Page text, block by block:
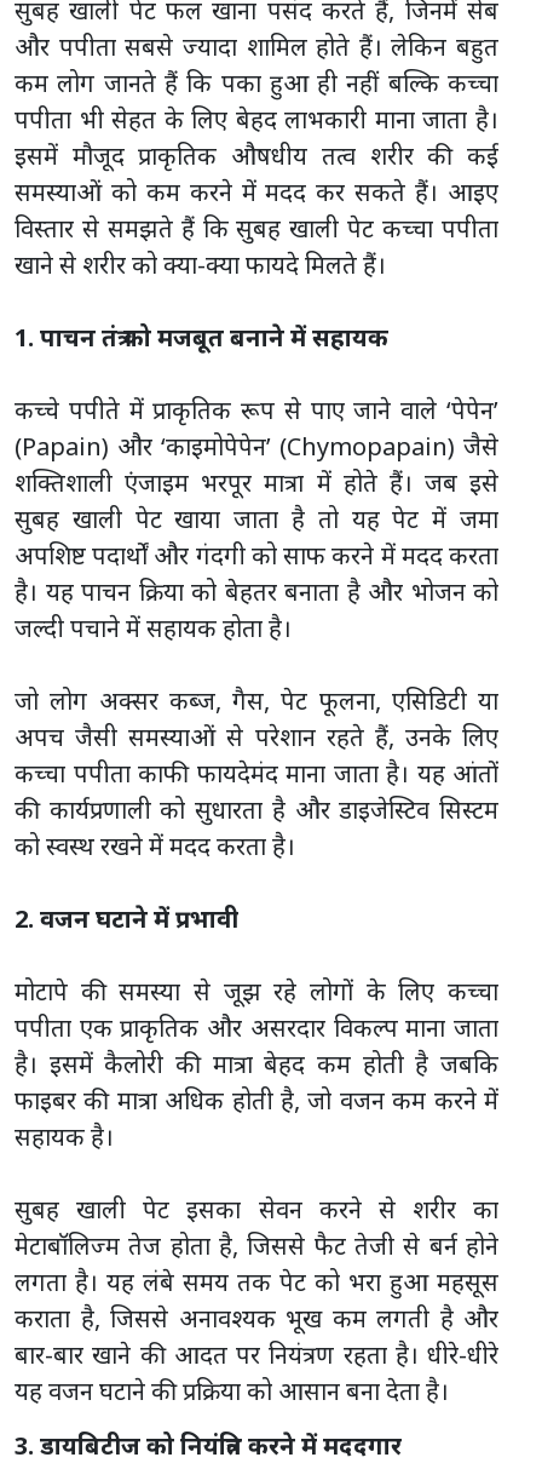
सुबह खाली पेट फल खाना पसंद करते हैं, जिनमें सेब
और पपीता सबसे ज्यादा शामिल होते हैं। लेकिन बहुत
कम लोग जानते हैं कि पका हुआ ही नहीं बल्कि कच्चा
पपीता भी सेहत के लिए बेहद लाभकारी माना जाता है।
इसमें मौजूद प्राकृतिक औषधीय तत्व शरीर की कई
समस्याओं को कम करने में मदद कर सकते हैं। आइए
विस्तार से समझते हैं कि सुबह खाली पेट कच्चा पपीता
खाने से शरीर को क्या-क्या फायदे मिलते हैं।
1. पाचन तंत्र को मजबूत बनाने में सहायक
कच्चे पपीते में प्राकृतिक रूप से पाए जाने वाले ‘पेपेन’
(Papain) और ‘काइमोपेपेन’ (Chymopapain) जैसे
शक्तिशाली एंजाइम भरपूर मात्रा में होते हैं। जब इसे
सुबह खाली पेट खाया जाता है तो यह पेट में जमा
अपशिष्ट पदार्थों और गंदगी को साफ करने में मदद करता
है। यह पाचन क्रिया को बेहतर बनाता है और भोजन को
जल्दी पचाने में सहायक होता है।
जो लोग अक्सर कब्ज, गैस, पेट फूलना, एसिडिटी या
अपच जैसी समस्याओं से परेशान रहते हैं, उनके लिए
कच्चा पपीता काफी फायदेमंद माना जाता है। यह आंतों
की कार्यप्रणाली को सुधारता है और डाइजेस्टिव सिस्टम
को स्वस्थ रखने में मदद करता है।
2. वजन घटाने में प्रभावी
मोटापे की समस्या से जूझ रहे लोगों के लिए कच्चा
पपीता एक प्राकृतिक और असरदार विकल्प माना जाता
है। इसमें कैलोरी की मात्रा बेहद कम होती है जबकि
फाइबर की मात्रा अधिक होती है, जो वजन कम करने में
सहायक है।
सुबह खाली पेट इसका सेवन करने से शरीर का
मेटाबॉलिज्म तेज होता है, जिससे फैट तेजी से बर्न होने
लगता है। यह लंबे समय तक पेट को भरा हुआ महसूस
कराता है, जिससे अनावश्यक भूख कम लगती है और
बार-बार खाने की आदत पर नियंत्रण रहता है। धीरे-धीरे
यह वजन घटाने की प्रक्रिया को आसान बना देता है।
3. डायबिटीज को नियंत्रित करने में मददगार